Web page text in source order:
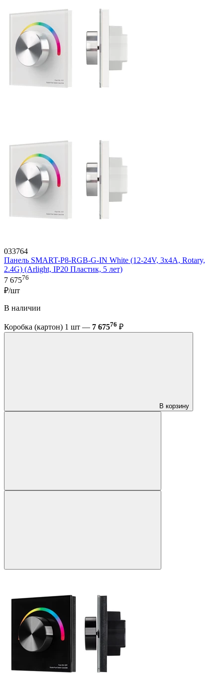
033764
Панель SMART-P8-RGB-G-IN White (12-24V, 3x4A, Rotary,
2.4G) (Arlight, IP20 Пластик, 5 лет)
7 67576
₽/шт
В наличии
Коробка (картон) 1 шт — 7 67576 ₽
В корзину